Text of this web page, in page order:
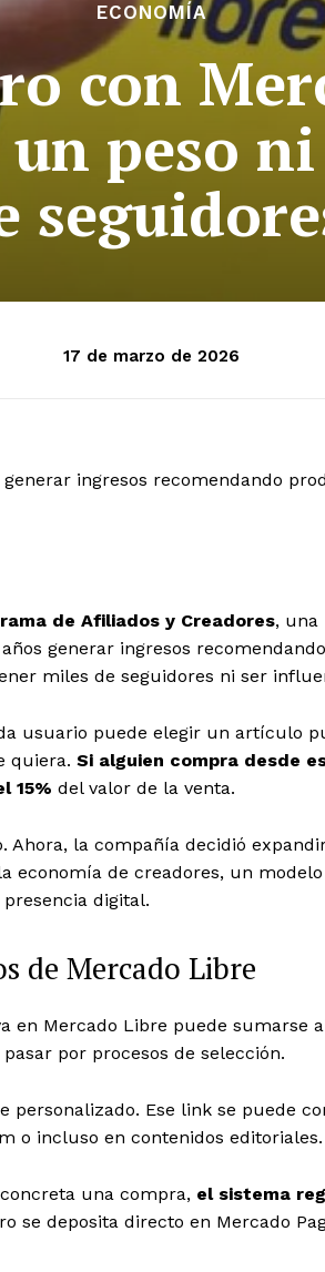
ECONOMÍA
con
peso
17 de marzo de 2026
ingresos recomendando
de Afiliados y Creadores, una
generar ingresos recomendando
miles de seguidores ni ser
usuario puede elegir un artículo
quiera. Si alguien compra desde
15% del valor de la venta.
Ahora, la compañía decidió
economía de creadores, un
digital.
de Mercado Libre
en Mercado Libre puede sumarse
por procesos de selección.
personalizado. Ese link se puede
o incluso en contenidos editoriales.
una compra, el sistema
se deposita directo en Mercado